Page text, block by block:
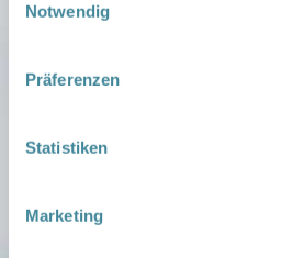
Notwendig
Präferenzen
Statistiken
Marketing
Mitmachen
Familien ehrenamtlich
Aktuelle Termine